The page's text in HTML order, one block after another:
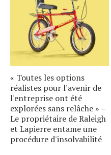
« Toutes les options
réalistes pour l'avenir de
l'entreprise ont été
explorées sans relâche » –
Le propriétaire de Raleigh
et Lapierre entame une
procédure d'insolvabilité